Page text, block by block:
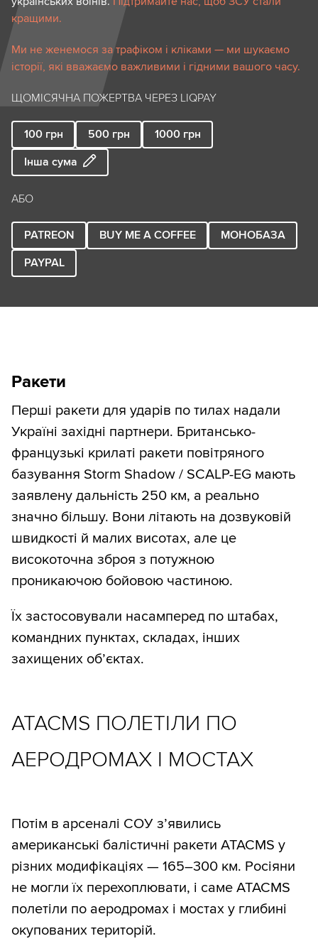
кращими.
Ми не женемося за трафіком і кліками — ми шукаємо
історії, які вважаємо важливими і гідними вашого часу.
ЩОМІСЯЧНА ПОЖЕРТВА ЧЕРЕЗ LIQPAY
100 грн 500 грн 1000 грн
Інша сума
АБО
PATREON BUY ME A COFFEE
МОНОБАЗА
PAYPAL
Ракети
Перші ракети для ударів по тилах надали
Україні західні партнери. Британсько-
французькі крилаті ракети повітряного
базування Storm Shadow / SCALP-EG мають
заявлену дальність 250 км, а реально
значно більшу. Вони літають на дозвуковій
швидкості й малих висотах, але це
високоточна зброя з потужною
проникаючою бойовою частиною.
Їх застосовували насамперед по штабах,
командних пунктах, складах, інших
захищених об’єктах.
ATACMS ПОЛЕТІЛИ ПО
АЕРОДРОМАХ І МОСТАХ
Потім в арсеналі СОУ з’явились
американські балістичні ракети ATACMS у
різних модифікаціях — 165–300 км. Росіяни
не могли їх перехоплювати, і саме ATACMS
полетіли по аеродромах і мостах у глибині
окупованих територій.